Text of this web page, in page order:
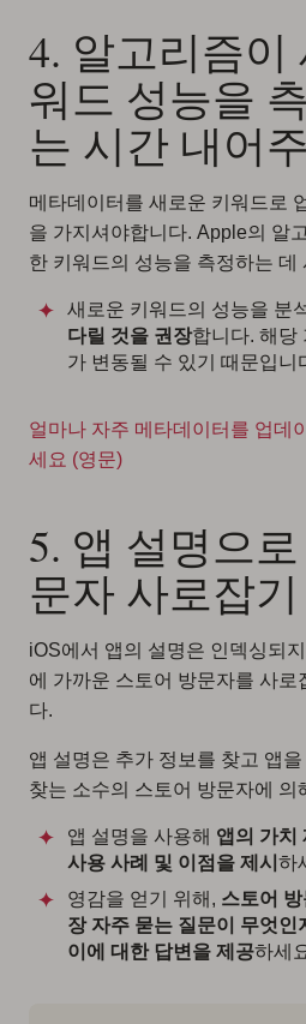
4. 알고리즘이
워드 성능을
는 시간 내어
메타데이터를 새로운 키워드로
을 가지셔야합니다. Apple의 알
한 키워드의 성능을 측정하는 데
새로운 키워드의 성능을 분
다릴 것을 권장합니다. 해당
가 변동될 수 있기 때문입니
얼마나 자주 메타데이터를 업데
세요 (영문)
5. 앱 설명으
문자 사로잡기
iOS에서 앱의 설명은 인덱싱되
에 가까운 스토어 방문자를 사로
다.
앱 설명은 추가 정보를 찾고 앱
찾는 소수의 스토어 방문자에 의
앱 설명을 사용해 앱의 가치
사용 사례 및 이점을 제시 하
영감을 얻기 위해, 스토어
장 자주 묻는 질문이 무엇인
이에 대한 답변을 제공하세